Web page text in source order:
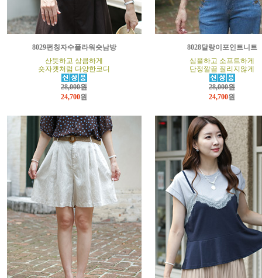
8029펀칭자수플라워숏남방
산뜻하고 상큼하게
숏자켓처럼 다양한코디
28,000원
24,700원
8028달랑이포인트니트
심플하고 소프트하게
단정깔끔 질리지않게
28,000원
24,700원